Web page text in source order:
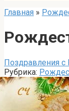
Главная »
Поздравления
Рубрика: